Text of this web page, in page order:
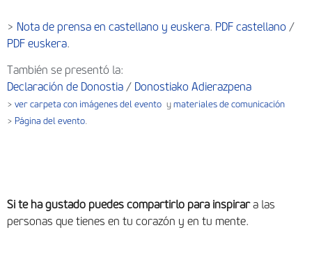
> Nota de prensa en castellano y euskera. PDF castellano /
PDF euskera.
También se presentó la:
Declaración de Donostia / Donostiako Adierazpena
> ver carpeta con imágenes del evento y materiales de comunicación
> Página del evento.
Si te ha gustado puedes compartirlo para inspirara las
personas que tienes en tu corazón y en tu mente.